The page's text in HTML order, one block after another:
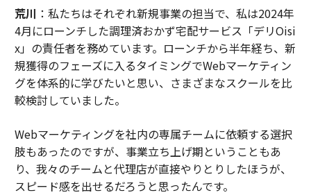
荒川 ：私たちはそれぞれ新規事業の担当で、私は2024年
4月にローンチした調理済おかず宅配サービス「デリOisi
x」の責任者を務めています。ローンチから半年経ち、新
規獲得のフェーズに入るタイミングでWebマーケティン
グを体系的に学びたいと思い、さまざまなスクールを比
較検討していました。
Webマーケティングを社内の専属チームに依頼する選択
肢もあったのですが、事業立ち上げ期ということもあ
り、我々のチームと代理店が直接やりとりしたほうが、
スピード感を出せるだろうと思ったんです。